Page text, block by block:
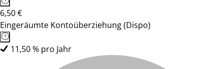
6,50 €
Eingeräumte Kontoüberziehung (Dispo)
11,50 % pro Jahr